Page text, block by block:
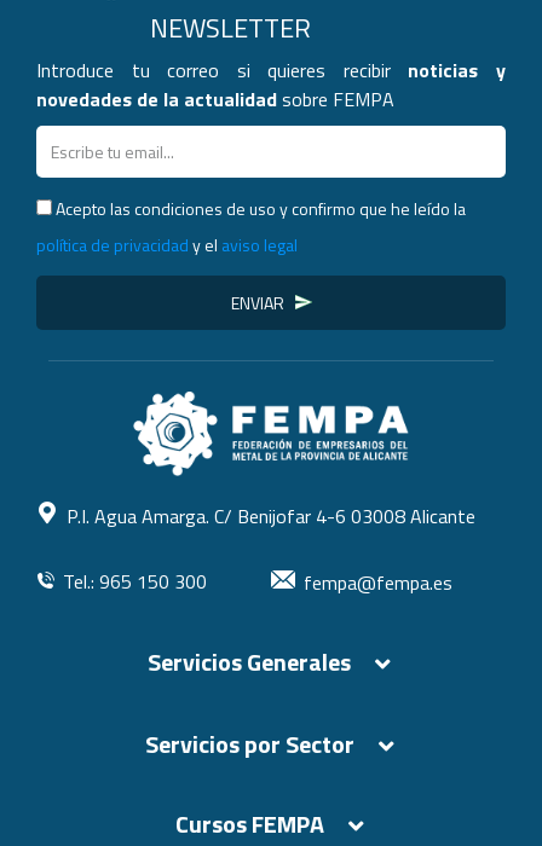
NEWSLETTER
Introduce tu correo si quieres recibir noticias y
novedades de la actualidadsobre FEMPA
Acepto las condiciones de uso y confirmo que he leído la
política de privacidady el aviso legal
ENVIAR
P.I. Agua Amarga. C/ Benijofar 4-6 03008 Alicante
Tel.: 965 150 300 fempa@fempa.es
Servicios Generales
Servicios por Sector
Cursos FEMPA